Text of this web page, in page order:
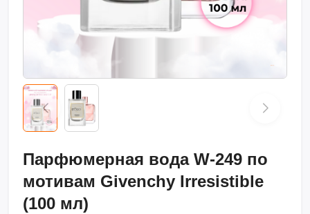
Парфюмерная вода W-249 по
мотивам Givenchy Irresistible
(100 мл)